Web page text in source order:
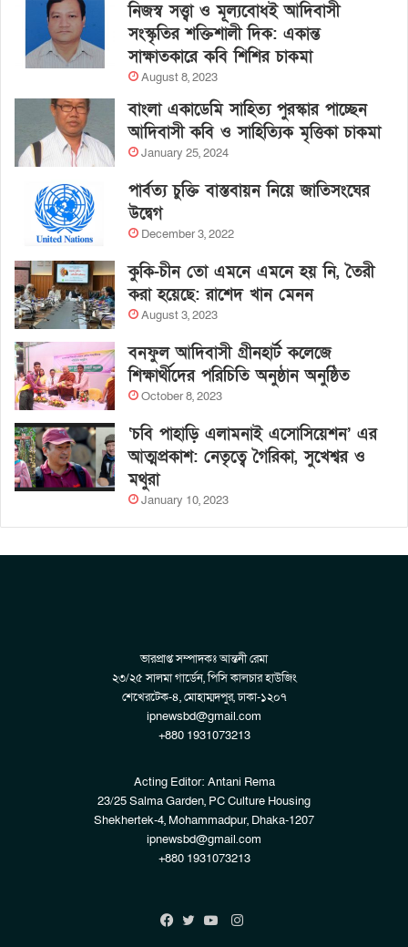
নিজস্ব সত্ত্বা ও মূল্যবোধই আদিবাসী
সংস্কৃতির শক্তিশালী দিক: একান্ত
সাক্ষাতকারে কবি শিশির চাকমা
August 8, 2023
বাংলা একাডেমি সাহিত্য পুরস্কার পাচ্ছেন
আদিবাসী কবি ও সাহিত্যিক মৃত্তিকা চাকমা
January 25, 2024
পার্বত্য চুক্তি বাস্তবায়ন নিয়ে জাতিসংঘের
উদ্বেগ
December 3, 2022
কুকি-চীন তো এমনে এমনে হয় নি, তৈরী
করা হয়েছে: রাশেদ খান মেনন
August 3, 2023
বনফুল আদিবাসী গ্রীনহার্ট কলেজে
শিক্ষার্থীদের পরিচিতি অনুষ্ঠান অনুষ্ঠিত
October 8, 2023
‘চবি পাহাড়ি এলামনাই এসোসিয়েশন’ এর
আত্মপ্রকাশ: নেতৃত্বে গৈরিকা, সুখেশ্বর ও
মথুরা
January 10, 2023
ভারপ্রাপ্ত সম্পাদকঃ আন্তনী রেমা
২৩/২৫ সালমা গার্ডেন, পিসি কালচার হাউজিং
শেখেরটেক-৪, মোহাম্মদপুর, ঢাকা-১২০৭
ipnewsbd@gmail.com
+880 1931073213
Acting Editor: Antani Rema
23/25 Salma Garden, PC Culture Housing
Shekhertek-4, Mohammadpur, Dhaka-1207
ipnewsbd@gmail.com
+880 1931073213
Instagram